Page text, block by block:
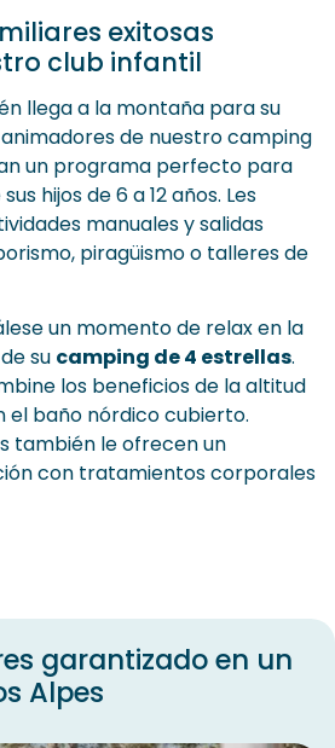
exitosas
club infantil
llega a la montaña para su
de nuestro camping
un programa perfecto para
hijos de 6 a 12 años. Les
manuales y salidas
piragüismo o talleres de
un momento de relax en la
de su camping de 4 estrellas.
los beneficios de la altitud
el baño nórdico cubierto.
también le ofrecen un
con tratamientos corporales
garantizado en un
Alpes